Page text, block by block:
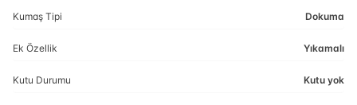
Kumaş Tipi Dokuma
Ek Özellik Yıkamalı
Kutu Durumu Kutu yok